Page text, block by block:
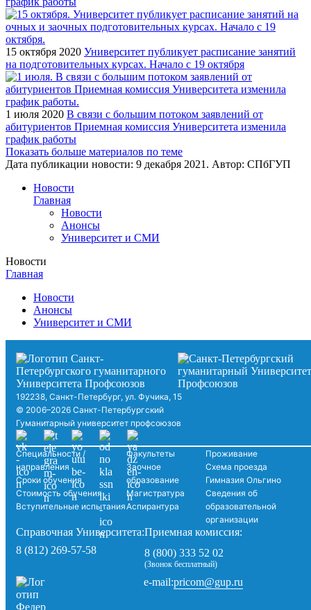
15 октября 2020 Университет публикует расписание занятий
на подготовительных курсах. Начало с 19 октября
1 июля 2020 В связи с большим потоком заявлений от
абитуриентов Приемная комиссия Университета изменила
график работы
Показать больше материалов по теме
Дата публикации новости: 9 декабря 2021 . Автор: СПбГУП
Новости
Главная
Новости
Анонсы
Университет и СМИ
Новости
Главная
Новости
Анонсы
Университет и СМИ
192238, Санкт-Петербург, ул. Фучика, 15
© 2006–2026 Санкт-Петербургский
Гуманитарный университет профсоюзов
Специальности /
направления
Сроки обучения
Стоимость обучения
Вступительные испытания
Факультеты
Заочное
образование
Магистратура
Аспирантура
Проживание
Схема проезда
Гимназия Ольгино
Сведения об
образовательной
организации
Справочная Университета:
8 (812) 269-57-58
Приемная комиссия:
8 (800) 333 52 02
(Звонок бесплатный)
e-mail:pricom@gup.ru